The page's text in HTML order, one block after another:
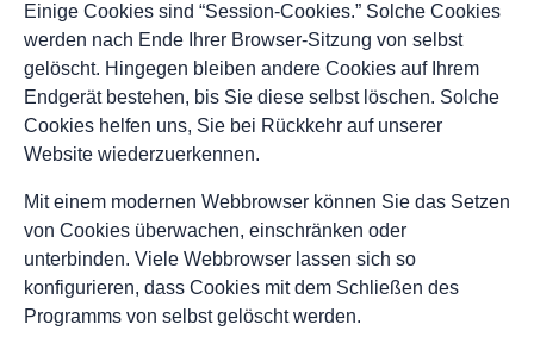
Einige Cookies sind “Session-Cookies.” Solche Cookies
werden nach Ende Ihrer Browser-Sitzung von selbst
gelöscht. Hingegen bleiben andere Cookies auf Ihrem
Endgerät bestehen, bis Sie diese selbst löschen. Solche
Cookies helfen uns, Sie bei Rückkehr auf unserer
Website wiederzuerkennen.
Mit einem modernen Webbrowser können Sie das Setzen
von Cookies überwachen, einschränken oder
unterbinden. Viele Webbrowser lassen sich so
konfigurieren, dass Cookies mit dem Schließen des
Programms von selbst gelöscht werden.